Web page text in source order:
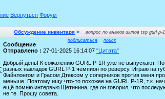
Вернуться Форум
Обсуждение инвентаря >
вопрос по аналог шипов tsp gurl p-1
подписаться
поиск
Сообщение
Отправлено : 27-01-2025 16:14:07 "Цитата"
Добрый день! К сожалению GURL P-1R уже не выпускают.
разных накладок GURL P-1 чемпион по реверсу. Играю на
Файнлонгом и Грасом Дтексом у соперников против меня
меньше. Поэтому ищу что-то похожее на GURL P-1R, т.к.
ещё помню интервью Щетинина, где он говорил, что
не те. Прошу совета.